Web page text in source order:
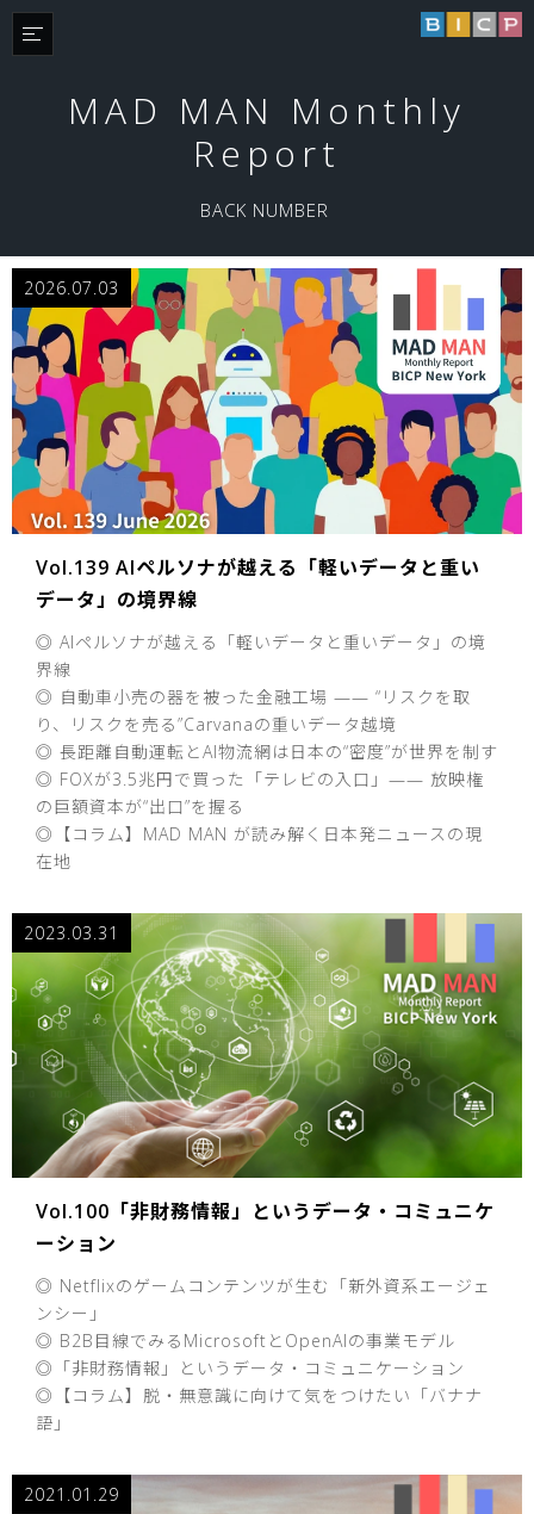
MAD MAN Monthly
Report
BACK NUMBER
Vol.139 AIペルソナが越える「軽いデータと重い
データ」の境界線
◎ AIペルソナが越える「軽いデータと重いデータ」の境
界線
◎ 自動車小売の器を被った金融工場 —— “リスクを取
り、リスクを売る”Carvanaの重いデータ越境
◎ 長距離自動運転とAI物流網は日本の“密度”が世界を制す
◎ FOXが3.5兆円で買った「テレビの入口」—— 放映権
の巨額資本が“出口”を握る
◎【コラム】MAD MAN が読み解く日本発ニュースの現
在地
2026.07.03
Vol.100「非財務情報」というデータ・コミュニケ
ーション
◎ Netflixのゲームコンテンツが生む「新外資系エージェ
ンシー」
◎ B2B目線でみるMicrosoftとOpenAIの事業モデル
◎「非財務情報」というデータ・コミュニケーション
◎【コラム】脱・無意識に向けて気をつけたい「バナナ
語」
2023.03.31
2021.01.29